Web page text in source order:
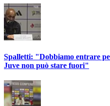
Spalletti: "Dobbiamo entrare
Juve non può stare fuori"